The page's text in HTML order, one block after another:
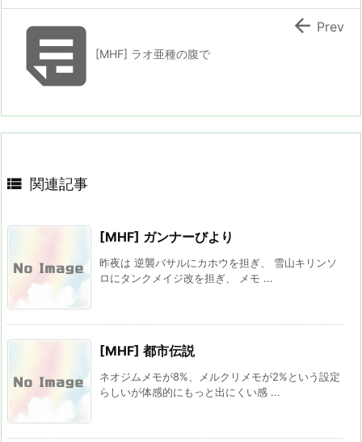
[MHF] ラオ亜種の腹で
 Prev
 関連記事
[MHF] ガンナーびより
昨夜は 逆襲バサルにカホウを担ぎ、 雪山キリンソ
ロにタンクメイジ改を担ぎ、 メモ ...
[MHF] 都市伝説
ネオジムメモが8%、メルクリメモが2%という設定
らしいが体感的にもっと出にくい感 ...